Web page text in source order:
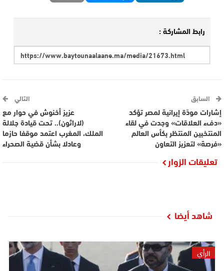
رابط المشاركة :
السابق
إشارات مودّة إيرانية لمصر تؤكد
«دفء العلاقات» وجدت في لقاء
المنتخبين المنتظر بكأس العالم
«فرصة» لتعزيز التعاون
التالي
عزيز أخنوش في حوار مع
(لاراثون).. تحت قيادة جلالة
الملك، المغرب اعتمد موقفا حازما
وعادلا بشأن قضية الصحراء
تعليقات الزوار
شاهد أيضا
الرأي